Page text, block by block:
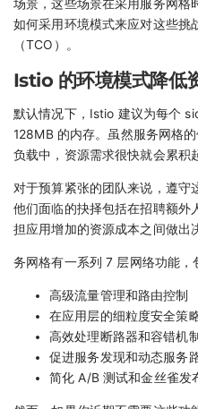
场景，这些场景在采用服务网格
如何采用环境模式来应对这些挑
（TCO）。
Istio 的环境模式降低
默认情况下，Istio 建议为每个
128MB 的内存。虽然服务网格
负载中，资源需求很快就会累积
对于预算紧张的团队来说，遵守
他们面临的抉择包括在招聘额外
担应用增加的资源成本之间做出
务网格有一系列 7 层网络功能，
高级流量管理和路由控制
在应用层的细粒度安全策
高效处理断路器和容错机制
促进服务发现和动态服务
简化 A/B 测试和金丝雀发